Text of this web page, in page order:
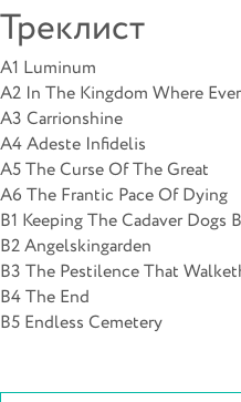
Треклист
A1 Luminum
A2 In The Kingdom Where
A3 Carrionshine
A4 Adeste Infidelis
A5 The Curse Of The Great
A6 The Frantic Pace Of Dying
B1 Keeping The Cadaver Dogs
B2 Angelskingarden
B3 The Pestilence That
B4 The End
B5 Endless Cemetery